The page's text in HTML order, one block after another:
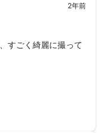
2年前
すごく綺麗に撮って